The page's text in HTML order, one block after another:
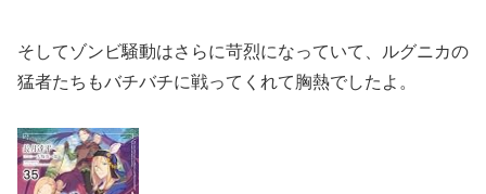
そしてゾンビ騒動はさらに苛烈になっていて、ルグニカの
猛者たちもバチバチに戦ってくれて胸熱でしたよ。